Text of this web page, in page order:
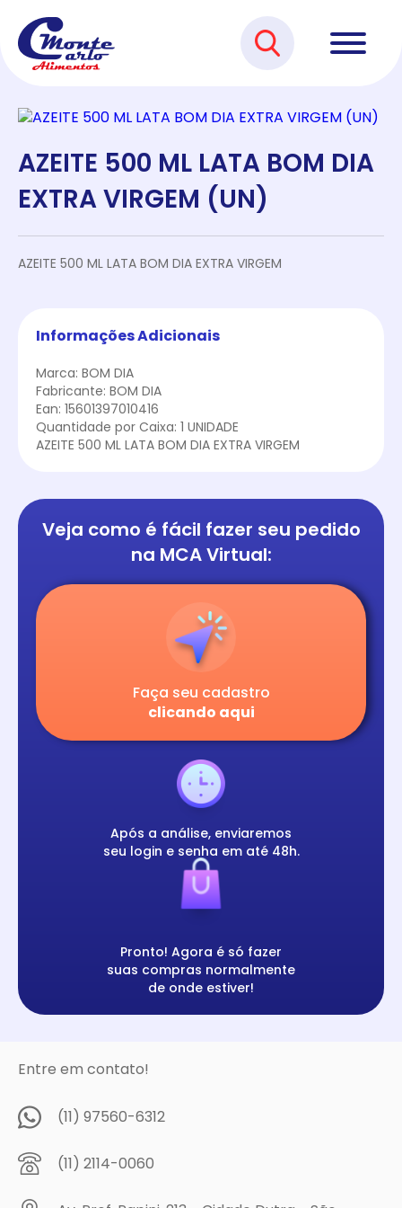
AZEITE 500 ML LATA BOM DIA
EXTRA VIRGEM (UN)
AZEITE 500 ML LATA BOM DIA EXTRA VIRGEM
Informações Adicionais
Marca: BOM DIA
Fabricante: BOM DIA
Ean: 15601397010416
Quantidade por Caixa: 1 UNIDADE
AZEITE 500 ML LATA BOM DIA EXTRA VIRGEM
Veja como é fácil fazer seu pedido
na MCA Virtual:
Faça seu cadastro
clicando aqui
Após a análise, enviaremos
seu login e senha em até 48h.
Pronto! Agora é só fazer
suas compras normalmente
de onde estiver!
Entre em contato!
(11) 97560-6312
(11) 2114-0060